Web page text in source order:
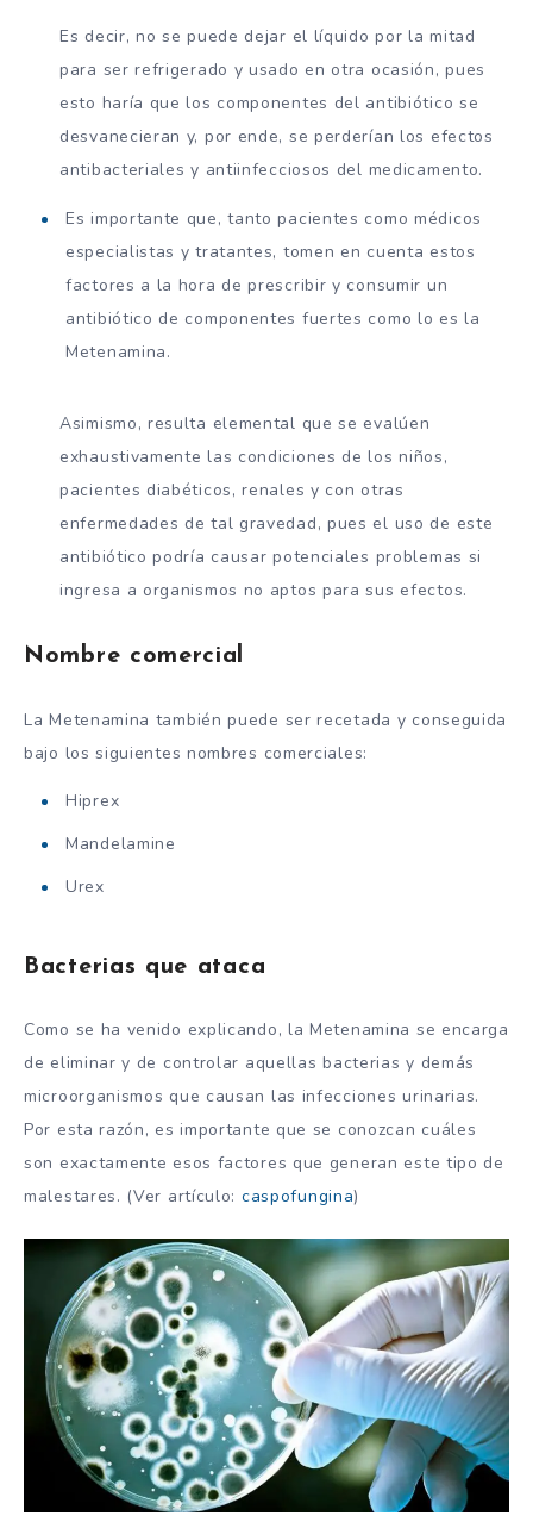
Es decir, no se puede dejar el líquido por la mitad
para ser refrigerado y usado en otra ocasión, pues
esto haría que los componentes del antibiótico se
desvanecieran y, por ende, se perderían los efectos
antibacteriales y antiinfecciosos del medicamento.
Es importante que, tanto pacientes como médicos
especialistas y tratantes, tomen en cuenta estos
factores a la hora de prescribir y consumir un
antibiótico de componentes fuertes como lo es la
Metenamina.
Asimismo, resulta elemental que se evalúen
exhaustivamente las condiciones de los niños,
pacientes diabéticos, renales y con otras
enfermedades de tal gravedad, pues el uso de este
antibiótico podría causar potenciales problemas si
ingresa a organismos no aptos para sus efectos.
Nombre comercial
La Metenamina también puede ser recetada y conseguida
bajo los siguientes nombres comerciales:
Hiprex
Mandelamine
Urex
Bacterias que ataca
Como se ha venido explicando, la Metenamina se encarga
de eliminar y de controlar aquellas bacterias y demás
microorganismos que causan las infecciones urinarias.
Por esta razón, es importante que se conozcan cuáles
son exactamente esos factores que generan este tipo de
malestares. (Ver artículo: caspofungina)